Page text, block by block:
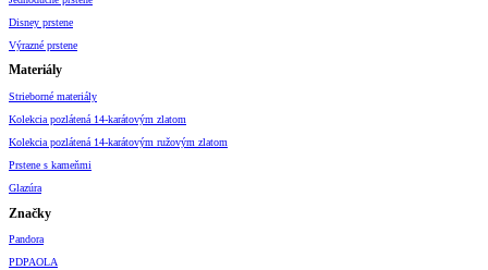
Disney prstene
Výrazné prstene
Materiály
Strieborné materiály
Kolekcia pozlátená 14-karátovým zlatom
Kolekcia pozlátená 14-karátovým ružovým zlatom
Prstene s kameňmi
Glazúra
Značky
Pandora
PDPAOLA